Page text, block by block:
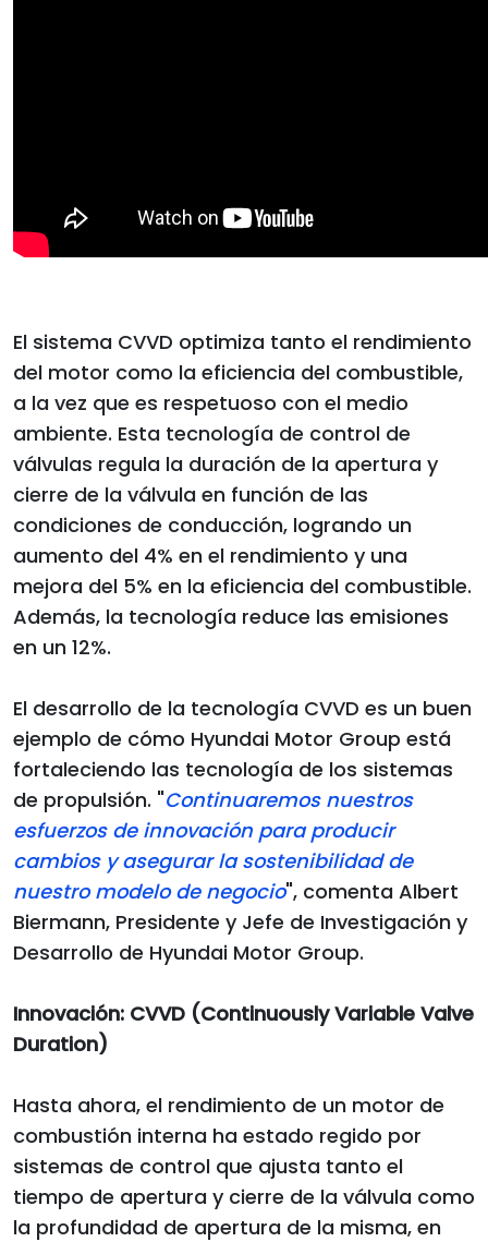
El sistema CVVD optimiza tanto el rendimiento
del motor como la eficiencia del combustible,
a la vez que es respetuoso con el medio
ambiente. Esta tecnología de control de
válvulas regula la duración de la apertura y
cierre de la válvula en función de las
condiciones de conducción, logrando un
aumento del 4% en el rendimiento y una
mejora del 5% en la eficiencia del combustible.
Además, la tecnología reduce las emisiones
en un 12%.
El desarrollo de la tecnología CVVD es un buen
ejemplo de cómo Hyundai Motor Group está
fortaleciendo las tecnología de los sistemas
de propulsión. "Continuaremos nuestros
esfuerzos de innovación para producir
cambios y asegurar la sostenibilidad de
nuestro modelo de negocio", comenta Albert
Biermann, Presidente y Jefe de Investigación y
Desarrollo de Hyundai Motor Group.
Innovación: CVVD (Continuously Variable Valve
Duration)
Hasta ahora, el rendimiento de un motor de
combustión interna ha estado regido por
sistemas de control que ajusta tanto el
tiempo de apertura y cierre de la válvula como
la profundidad de apertura de la misma, en